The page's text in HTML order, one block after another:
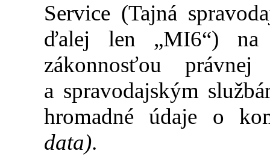
Service (Tajná
ďalej len „MI6“) na
zákonnosťou
a spravodajským
hromadné údaje o
data).